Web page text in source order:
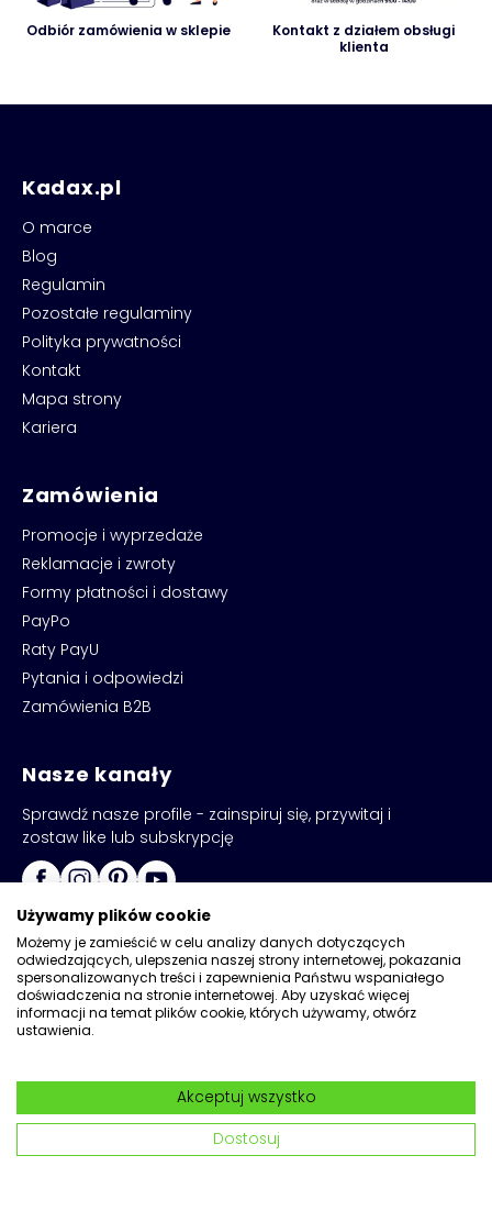
Odbiór zamówienia w sklepie
Kontakt z działem obsługi
klienta
Kadax.pl
O marce
Blog
Regulamin
Pozostałe regulaminy
Polityka prywatności
Kontakt
Mapa strony
Kariera
Zamówienia
Promocje i wyprzedaże
Reklamacje i zwroty
Formy płatności i dostawy
PayPo
Raty PayU
Pytania i odpowiedzi
Zamówienia B2B
Nasze kanały
Sprawdź nasze profile - zainspiruj się, przywitaj i
zostaw like lub subskrypcję
Realizacja:Network | Wdrożenia Magento
Używamy plików cookie
Możemy je zamieścić w celu analizy danych dotyczących
odwiedzających, ulepszenia naszej strony internetowej, pokazania
spersonalizowanych treści i zapewnienia Państwu wspaniałego
doświadczenia na stronie internetowej. Aby uzyskać więcej
informacji na temat plików cookie, których używamy, otwórz
ustawienia.
Akceptuj wszystko
Dostosuj